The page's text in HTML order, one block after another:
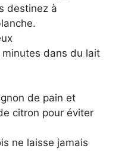
destinez à
dans du lait
de pain et
citron pour éviter
ne laisse jamais